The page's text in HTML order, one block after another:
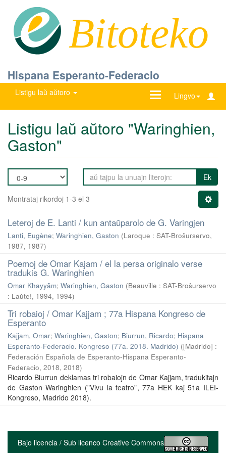
Bitoteko
Hispana Esperanto-Federacio
Listigu laŭ aŭtoro Lingvo
Ŝanĝu
Listigu laŭ aŭtoro "Waringhien,
Gaston"
Ek
Montrataj rikordoj 1-3 el 3
Leteroj de E. Lanti / kun antaŭparolo de G. Varingjen
Lanti, Eugène; Waringhien, Gaston (Laroque : SAT-Broŝurservo,
1987, 1987)
Poemoj de Omar Kajam / el la persa originalo verse
tradukis G. Waringhien
Omar Khayyām; Waringhien, Gaston (Beauville : SAT-Broŝurservo
: Laǔte!, 1994, 1994)
Tri robaioj / Omar Kajjam ; 77a Hispana Kongreso de
Esperanto
Kajjam, Omar; Waringhien, Gaston; Biurrun, Ricardo; Hispana
Esperanto-Federacio. Kongreso (77a. 2018. Madrido) ([Madrido] :
Federación Española de Esperanto-Hispana Esperanto-
Federacio, 2018, 2018)
Ricardo Biurrun deklamas tri robaiojn de Omar Kajjam, tradukitajn
de Gaston Waringhien ("Vivu la teatro", 77a HEK kaj 51a ILEI-
Kongreso, Madrido 2018).
Bajo licencia / Sub licenco Creative Commons